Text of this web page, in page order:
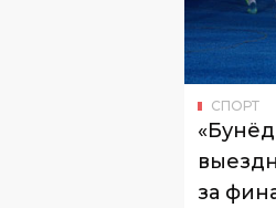
СПОРТ
за